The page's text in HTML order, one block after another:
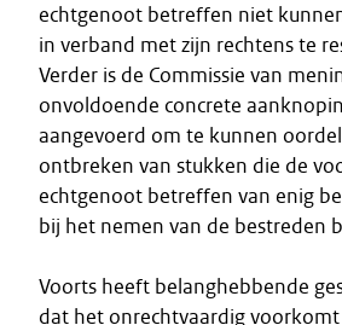
echtgenoot betreffen niet
in verband met zijn rechtens te
Verder is de Commissie van
onvoldoende concrete
aangevoerd om te kunnen
ontbreken van stukken die de
echtgenoot betreffen van enig
bij het nemen van de bestreden
Voorts heeft belanghebbende
dat het onrechtvaardig